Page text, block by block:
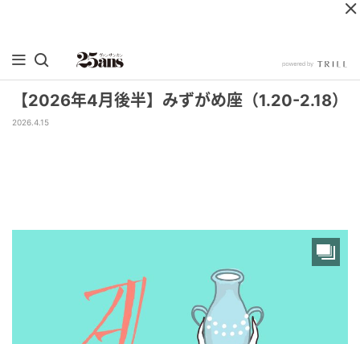
【2026年4月後半】みずがめ座（1.20-2.18）
2026.4.15